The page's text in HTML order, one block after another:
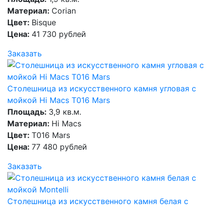
Материал: Corian
Цвет: Bisque
Цена: 41 730 рублей
Заказать
Столешница из искусственного камня угловая с
мойкой Hi Macs T016 Mars
Площадь: 3,9 кв.м.
Материал: Hi Macs
Цвет: T016 Mars
Цена: 77 480 рублей
Заказать
Столешница из искусственного камня белая с